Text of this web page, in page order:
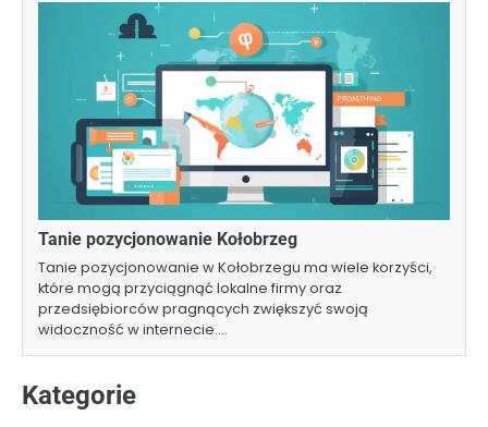
Tanie pozycjonowanie Kołobrzeg
Tanie pozycjonowanie w Kołobrzegu ma wiele korzyści,
które mogą przyciągnąć lokalne firmy oraz
przedsiębiorców pragnących zwiększyć swoją
widoczność w internecie.…
Kategorie